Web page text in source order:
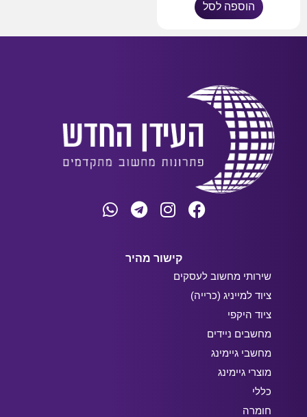
הוספה לסל
קישור מהיר
שירותי מחשוב לעסקים
ציוד למייניג (כרייה)
ציוד היקפי
מחשבים ניידים
מחשבי גיימינג
מוצרי גיימינג
כללי
חומרה